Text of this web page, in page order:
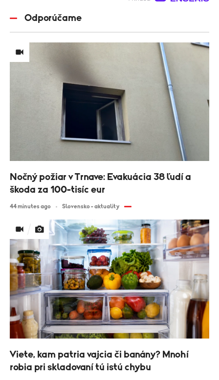
Odporúčame
Nočný požiar v Trnave: Evakuácia 38 ľudí a
škoda za 100-tisíc eur
44 minutes ago Slovensko - aktuality
Viete, kam patria vajcia či banány? Mnohí
robia pri skladovaní tú istú chybu